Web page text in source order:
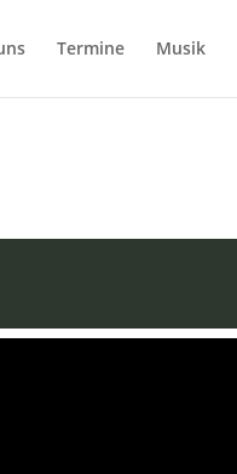
Termine Musik